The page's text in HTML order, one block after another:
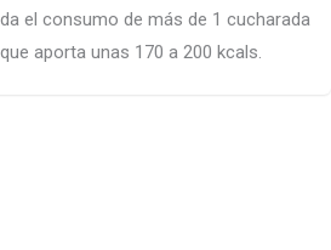
el consumo de más de 1 cucharada
aporta unas 170 a 200 kcals.